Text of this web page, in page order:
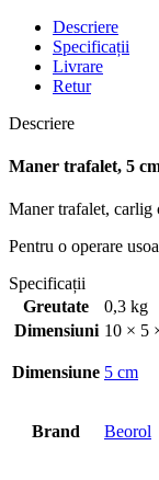
Descriere
Specificații
Livrare
Retur
Descriere
Maner trafalet, 5
Maner trafalet, carlig
Pentru o operare
Specificații
Greutate
0,3 kg
Dimensiuni 10 × 5
Dimensiune 5 cm
Brand Beorol